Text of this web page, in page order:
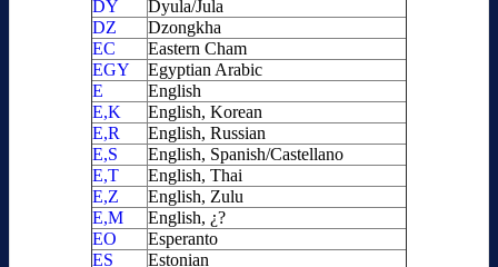
DY
Dyula/Jula
DZ
Dzongkha
EC
Eastern Cham
EGY
Egyptian Arabic
E
English
E,K
English, Korean
E,R
English, Russian
E,S
English, Spanish/Castellano
E,T
English, Thai
E,Z
English, Zulu
E,M
English, ¿?
EO
Esperanto
ES
Estonian